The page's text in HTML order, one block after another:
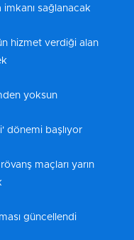
imkanı sağlanacak
hizmet verdiği alan
yoksun
dönemi başlıyor
maçları yarın
güncellendi